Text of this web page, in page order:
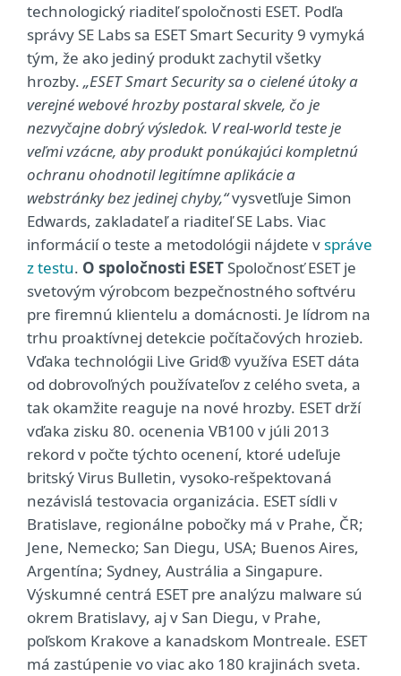
technologický riaditeľ spoločnosti ESET. Podľa
správy SE Labs sa ESET Smart Security 9 vymyká
tým, že ako jediný produkt zachytil všetky
hrozby. „ESET Smart Security sa o cielené útoky a
verejné webové hrozby postaral skvele, čo je
nezvyčajne dobrý výsledok. V real-world teste je
veľmi vzácne, aby produkt ponúkajúci kompletnú
ochranu ohodnotil legitímne aplikácie a
webstránky bez jedinej chyby,“vysvetľuje Simon
Edwards, zakladateľ a riaditeľ SE Labs. Viac
informácií o teste a metodológii nájdete vspráve
z testu. O spoločnosti ESET Spoločnosť ESET je
svetovým výrobcom bezpečnostného softvéru
pre firemnú klientelu a domácnosti. Je lídrom na
trhu proaktívnej detekcie počítačových hrozieb.
Vďaka technológii Live Grid® využíva ESET dáta
od dobrovoľných používateľov z celého sveta, a
tak okamžite reaguje na nové hrozby. ESET drží
vďaka zisku 80. ocenenia VB100 v júli 2013
rekord v počte týchto ocenení, ktoré udeľuje
britský Virus Bulletin, vysoko-rešpektovaná
nezávislá testovacia organizácia. ESET sídli v
Bratislave, regionálne pobočky má v Prahe, ČR;
Jene, Nemecko; San Diegu, USA; Buenos Aires,
Argentína; Sydney, Austrália a Singapure.
Výskumné centrá ESET pre analýzu malware sú
okrem Bratislavy, aj v San Diegu, v Prahe,
poľskom Krakove a kanadskom Montreale. ESET
má zastúpenie vo viac ako 180 krajinách sveta.